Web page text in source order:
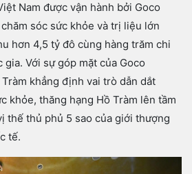
Nam được vận hành bởi Goco
sóc sức khỏe và trị liệu lớn
hơn 4,5 tỷ đô cùng hàng trăm chi
Với sự góp mặt của Goco
khẳng định vai trò dẫn dắt
khỏe, thăng hạng Hồ Tràm lên tầm
thế thủ phủ 5 sao của giới thượng
tế.